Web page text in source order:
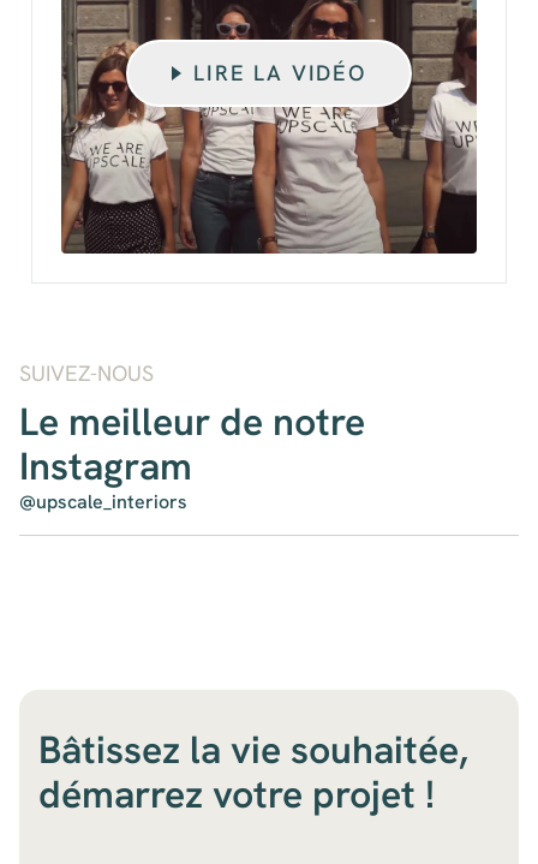
LIRE LA VIDÉO
SUIVEZ-NOUS
Le meilleur de notre
Instagram
@upscale_interiors
Bâtissez la vie souhaitée,
démarrez votre projet !